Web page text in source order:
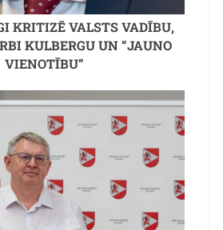
KRITIZĒ VALSTS VADĪBU,
KULBERGU UN “JAUNO
VIENOTĪBU”